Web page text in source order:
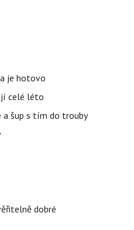
je hotovo
celé léto
a šup s tím do trouby
dobré